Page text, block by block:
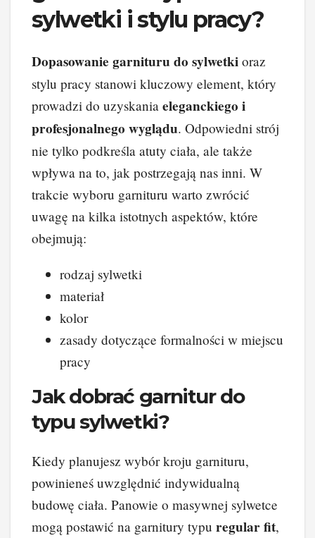
sylwetki i stylu pracy?
Dopasowanie garnituru do sylwetki oraz
stylu pracy stanowi kluczowy element, który
prowadzi do uzyskania eleganckiego i
profesjonalnego wyglądu. Odpowiedni strój
nie tylko podkreśla atuty ciała, ale także
wpływa na to, jak postrzegają nas inni. W
trakcie wyboru garnituru warto zwrócić
uwagę na kilka istotnych aspektów, które
obejmują:
rodzaj sylwetki
materiał
kolor
zasady dotyczące formalności w miejscu
pracy
Jak dobrać garnitur do
typu sylwetki?
Kiedy planujesz wybór kroju garnituru,
powinieneś uwzględnić indywidualną
budowę ciała. Panowie o masywnej sylwetce
mogą postawić na garnitury typu regular fit,